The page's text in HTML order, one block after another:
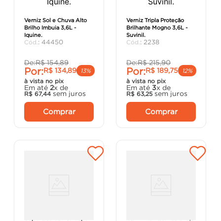
Verniz Sol e Chuva Alto
Brilho Imbuia 3,6L -
Iquine.
: 44450
De:R$ 154,89
Por:R$ 134,89
13%
à vista no pix
Em até 2x de
R$ 67,44 sem juros
Comprar
Verniz Tripla Proteção
Brilhante Mogno 3,6L -
Suvinil.
: 2238
De:R$ 215,90
Por:R$ 189,75
12%
à vista no pix
Em até 3x de
R$ 63,25 sem juros
Comprar